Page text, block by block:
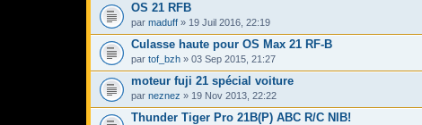
OS 21 RFB
par maduff » 19 Juil 2016, 22:19
Culasse haute pour OS Max 21 RF-B
par tof_bzh » 03 Sep 2015, 21:27
moteur fuji 21 spécial voiture
par neznez » 19 Nov 2013, 22:22
Thunder Tiger Pro 21B(P) ABC R/C NIB!